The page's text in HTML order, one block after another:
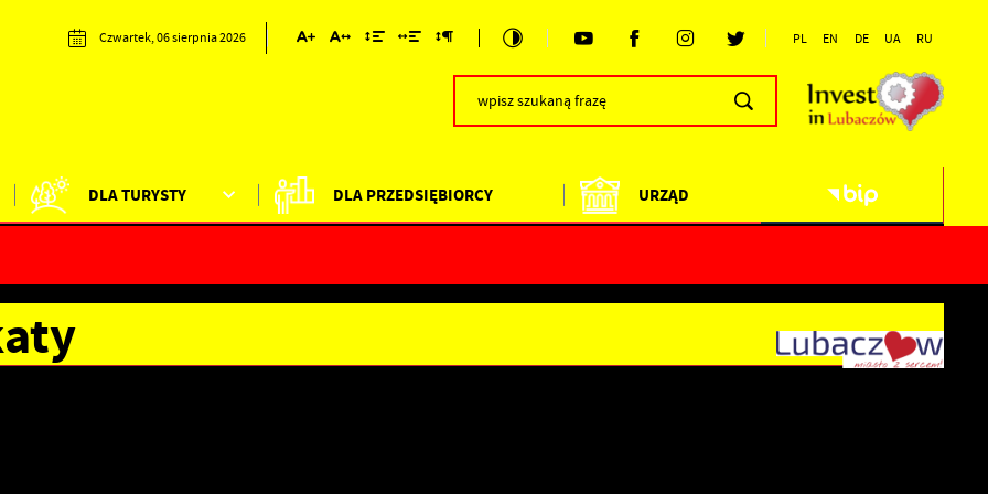
Czwartek, 06 sierpnia 2026 PL EN DE UA RU
DLA TURYSTY DLA PRZEDSIĘBIORCY URZĄD